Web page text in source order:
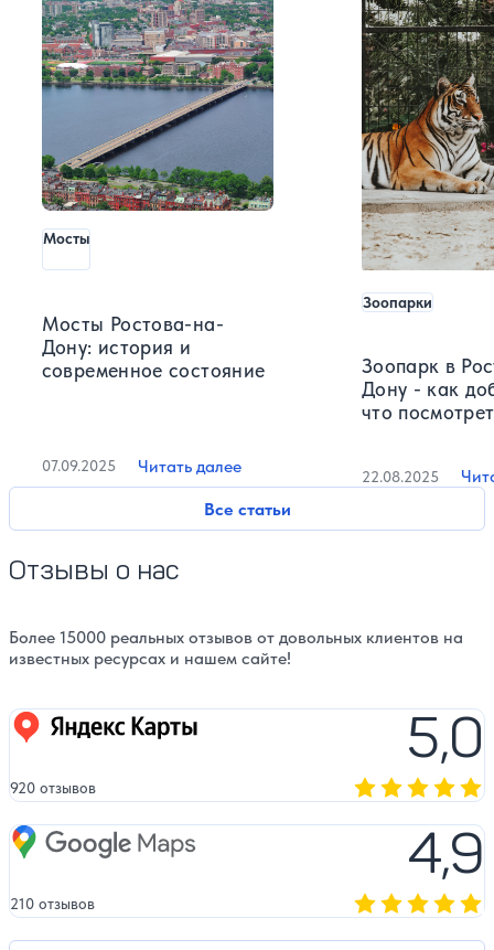
Все статьи
Мосты Ростова-на-
Дону: история и
современное состояние
Мосты
07.09.2025 Читать далее
Зоопарк в
Дону - как
что
Зоопарки
22.08.2025
Отзывы о нас
Более 15000 реальных отзывов от довольных клиентов на
известных ресурсах и нашем сайте!
Яндекс карты 5,0
920 отзывов
Google Maps 4,9
210 отзывов